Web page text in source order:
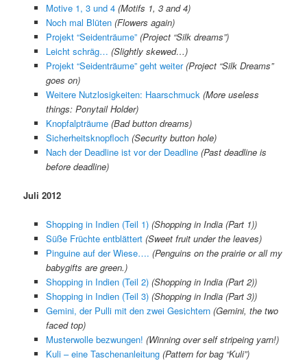
Motive 1, 3 und 4 (Motifs 1, 3 and 4)
Noch mal Blüten (Flowers again)
Projekt “Seidenträume” (Project “Silk dreams”)
Leicht schräg… (Slightly skewed…)
Projekt “Seidenträume” geht weiter (Project “Silk Dreams”
goes on)
Weitere Nutzlosigkeiten: Haarschmuck (More useless
things: Ponytail Holder)
Knopfalpträume (Bad button dreams)
Sicherheitsknopfloch (Security button hole)
Nach der Deadline ist vor der Deadline (Past deadline is
before deadline)
Juli 2012
Shopping in Indien (Teil 1) (Shopping in India (Part 1))
Süße Früchte entblättert (Sweet fruit under the leaves)
Pinguine auf der Wiese…. (Penguins on the prairie or all my
babygifts are green.)
Shopping in Indien (Teil 2) (Shopping in India (Part 2))
Shopping in Indien (Teil 3) (Shopping in India (Part 3))
Gemini, der Pulli mit den zwei Gesichtern (Gemini, the two
faced top)
Musterwolle bezwungen! (Winning over self stripeing yarn!)
Kuli – eine Taschenanleitung (Pattern for bag “Kuli”)